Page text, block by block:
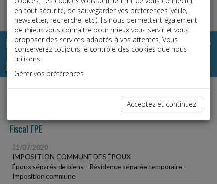
Base documentaire
Dépêches
Liste des dernières dépêches
Fiscal TPE
31/07/2020
IMPOSITION COMMUNE DES ÉPOUX
Époux séparés de biens - Résidence séparée temporaire -
Imposition commune
en tout sécurité, de sauvegarder vos préférences (veille,
newsletter, recherche, etc.). Ils nous permettent également
de mieux vous connaitre pour mieux vous servir et vous
proposer des services adaptés à vos attentes. Vous
conserverez toujours le contrôle des cookies que nous
utilisons.
Gérer vos préférences
Acceptez et continuez